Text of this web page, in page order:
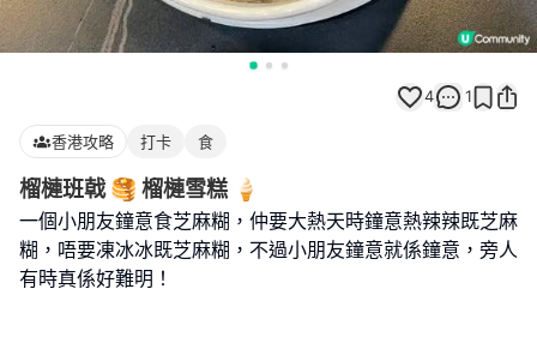
4 1
香港攻略 打卡 食
榴槤班戟 🥞 榴槤雪糕 🍦
一個小朋友鐘意食芝麻糊，仲要大熱天時鐘意熱辣辣既芝麻
糊，唔要凍冰冰既芝麻糊，不過小朋友鐘意就係鐘意，旁人
有時真係好難明！